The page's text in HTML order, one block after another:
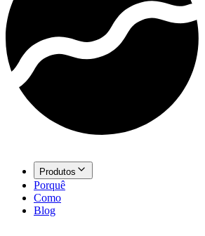
Produtos
Porquê
Como
Blog